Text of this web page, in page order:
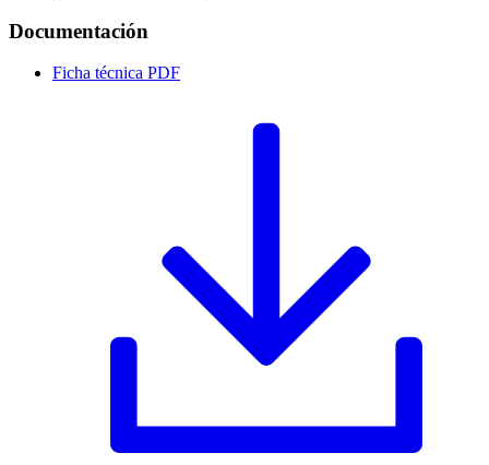
Documentación
Ficha técnica PDF